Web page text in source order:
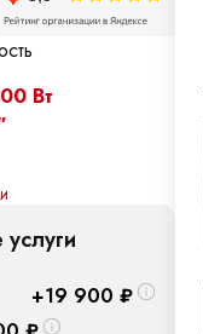
Вт
+19 900 ₽